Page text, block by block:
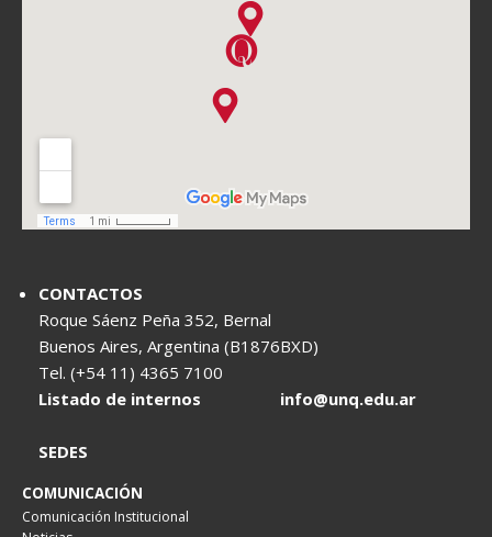
CONTACTOS
Roque Sáenz Peña 352, Bernal
Buenos Aires, Argentina (B1876BXD)
Tel. (+54 11) 4365 7100
Listado de internos
info@unq.edu.ar
SEDES
COMUNICACIÓN
Comunicación Institucional